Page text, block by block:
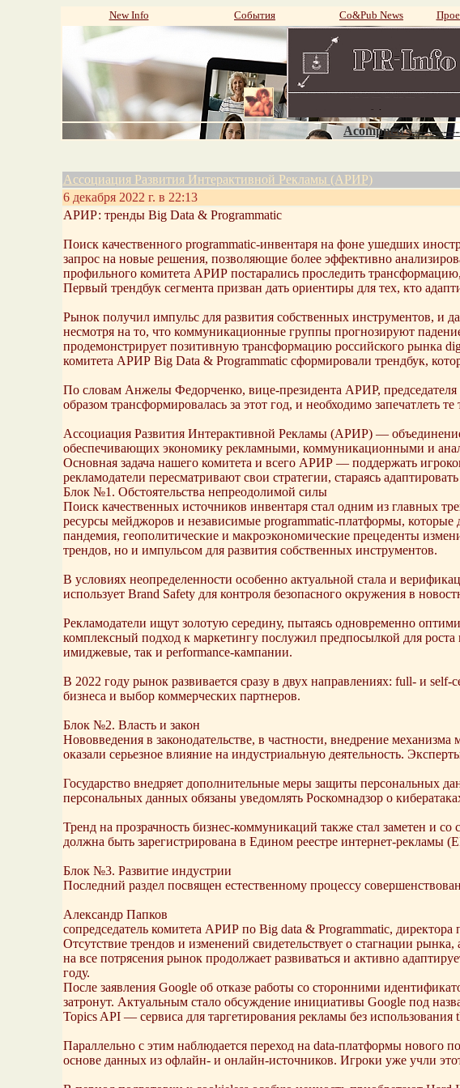
New Info События Со&Pub News
Ассоциация Развития Интерактивной Рекламы (АРИР)
6 декабря 2022 г. в 22:13
АРИР: тренды Big Data & Programmatic
Поиск качественного programmatic-инвентаря на фоне ушедших
запрос на новые решения, позволяющие более эффективно
профильного комитета АРИР постарались проследить
Первый трендбук сегмента призван дать ориентиры для тех, кто
Рынок получил импульс для развития собственных инструментов, и
несмотря на то, что коммуникационные группы прогнозируют
продемонстрирует позитивную трансформацию российского рынка
комитета АРИР Big Data & Programmatic сформировали трендбук,
По словам Анжелы Федорченко, вице-президента АРИР,
образом трансформировалась за этот год, и необходимо запечатлеть
Ассоциация Развития Интерактивной Рекламы (АРИР) —
обеспечивающих экономику рекламными, коммуникационными и
Основная задача нашего комитета и всего АРИР — поддержать
рекламодатели пересматривают свои стратегии, стараясь
Блок №1. Обстоятельства непреодолимой силы
Поиск качественных источников инвентаря стал одним из главных
ресурсы мейджоров и независимые programmatic-платформы,
пандемия, геополитические и макроэкономические прецеденты
трендов, но и импульсом для развития собственных инструментов.
В условиях неопределенности особенно актуальной стала и
использует Brand Safety для контроля безопасного окружения в
Рекламодатели ищут золотую середину, пытаясь одновременно
комплексный подход к маркетингу послужил предпосылкой для
имиджевые, так и performance-кампании.
В 2022 году рынок развивается сразу в двух направлениях: full- и
бизнеса и выбор коммерческих партнеров.
Блок №2. Власть и закон
Нововведения в законодательстве, в частности, внедрение
оказали серьезное влияние на индустриальную деятельность.
Государство внедряет дополнительные меры защиты персональных
персональных данных обязаны уведомлять Роскомнадзор о
Тренд на прозрачность бизнес-коммуникаций также стал заметен и
должна быть зарегистрирована в Едином реестре интернет-рекламы
Блок №3. Развитие индустрии
Последний раздел посвящен естественному процессу
Александр Папков
сопредседатель комитета АРИР по Big data & Programmatic,
Отсутствие трендов и изменений свидетельствует о стагнации
на все потрясения рынок продолжает развиваться и активно
году.
После заявления Google об отказе работы со сторонними
затронут. Актуальным стало обсуждение инициативы Google под
Topics API — сервиса для таргетирования рекламы без использования
Параллельно с этим наблюдается переход на data-платформы нового
основе данных из офлайн- и онлайн-источников. Игроки уже учли